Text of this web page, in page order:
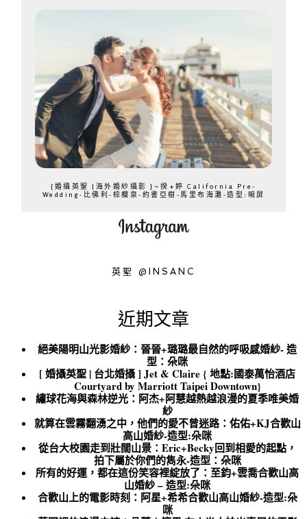
{婚攝英聖 |海外婚紗攝影 }~揆+婷 California Pre-
Wedding-比佛利-棕櫚泉-約書亞樹-馬里布海灘-造型:晼屏
英聖 @INSANC
近期文章
絕美陽明山光影婚紗：晉晉+璐璐最自然的呼吸感婚紗- 造
型：朵咪
[ 婚攝英聖 | 台北婚攝 ] Jet & Claire { 地點:國泰萬怡酒店
Courtyard by Marriott Taipei Downtown}
繡球花海與森林逆光：阿杰+阿慧越熱越浪漫的夏季唯美婚
紗
就算在雲霧翻湧之中，他們的愛不曾迷路：佑佑+KJ合歡山
高山婚紗-造型:朵咪
從台大校園走到壯闊山景：Eric+Becky回到相愛的起點，
拍下屬於你們的雋永-造型：朵咪
所有的好運，都在這份笑容裡綻放了：至鈞+雲喬合歡山高
山婚紗 – 造型:朵咪
合歡山上的電影時刻：阿星+希希合歡山高山婚紗-造型:朵
咪